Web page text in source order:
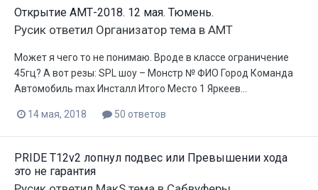
Открытие АМТ-2018. 12 мая. Тюмень.
Русик ответил Организатор тема в АМТ
Может я чего то не понимаю. Вроде в классе ограничение
45гц? А вот резы: SPL шоу – Монстр № ФИО Город Команда
Автомобиль max Инсталл Итого Место 1 Яркеев...
14 мая, 2018 50 ответов
PRIDE T12v2 лопнул подвес или Превышении хода
это не гарантия